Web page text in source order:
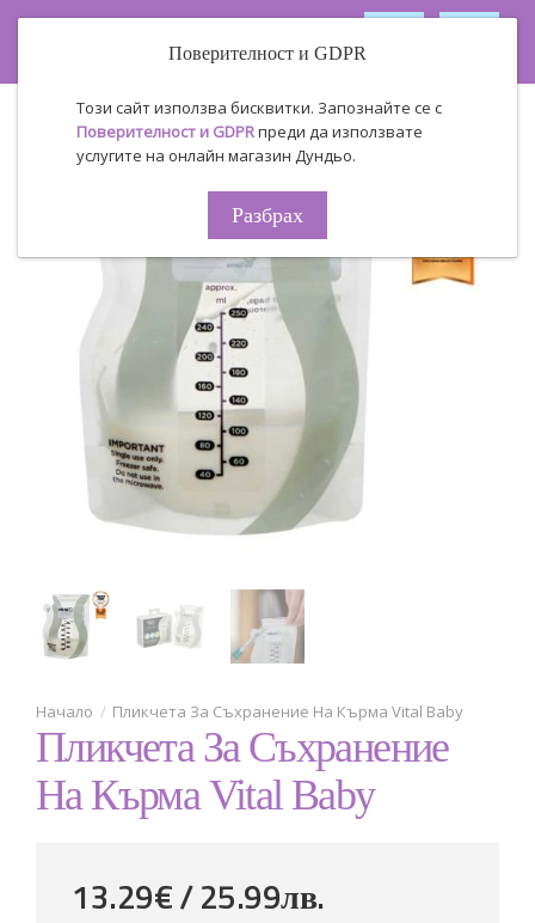
Поверителност и GDPR
Този сайт използва бисквитки. Запознайте се с
Поверителност и GDPRпреди да използвате
услугите на онлайн магазин Дундьо.
Разбрах
Пликчета За Съхранение На Кърма Vital Baby
Пликчета За Съхранение
На Кърма Vital Baby
13.29€ / 25.99лв.